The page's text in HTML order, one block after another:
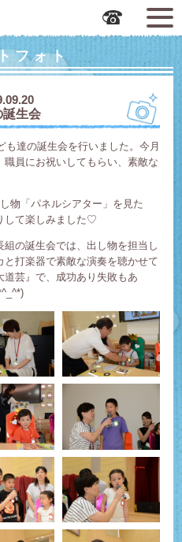
フォト
誕生会
も達の誕生会を行いました。今月
員にお祝いしてもらい、素敵な
物「パネルシアター」を見た
して楽しみました♡
の誕生会では、出し物を担当し
打楽器で素敵な演奏を聴かせて
道芸』で、成功あり失敗もあ